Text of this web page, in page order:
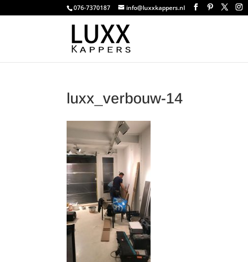
076-7370187 info@luxxkappers.nl
luxx_verbouw-14